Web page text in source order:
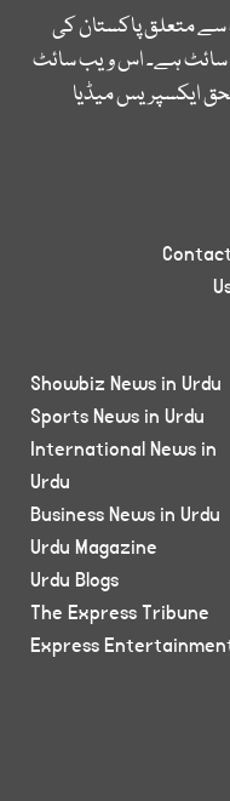
سے متعلق پاکستان کی
سائٹ ہے۔ اس ویب سائٹ
ایکسپریس میڈیا
Contact
Showbiz News in Urdu
Sports News in Urdu
International News in
Urdu
Business News in Urdu
Urdu Magazine
Urdu Blogs
The Express Tribune
Express